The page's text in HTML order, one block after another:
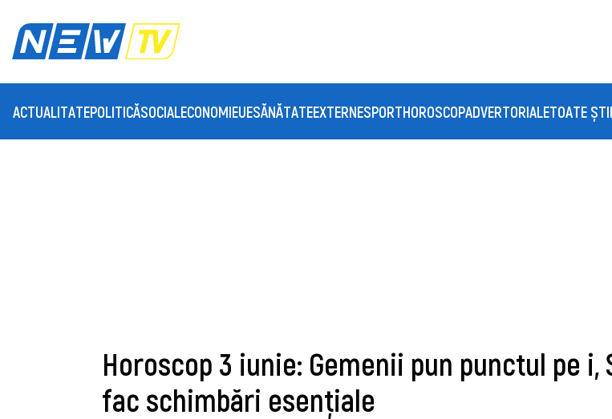
ACTUALITATEPOLITICĂSOCIAL ECONOMIEUESĂNĂTATEEXTERNESPORTHOROSCOPADVERTORIALETOATE
Horoscop 3 iunie: Gemenii pun punctul pe i,
fac schimbări esențiale